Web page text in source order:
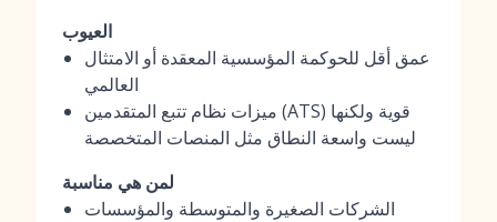
العيوب
عمق أقل للحوكمة المؤسسية المعقدة أو الامتثال
العالمي
ميزات نظام تتبع المتقدمين (ATS) قوية ولكنها
ليست واسعة النطاق مثل المنصات المتخصصة
لمن هي مناسبة
الشركات الصغيرة والمتوسطة والمؤسسات